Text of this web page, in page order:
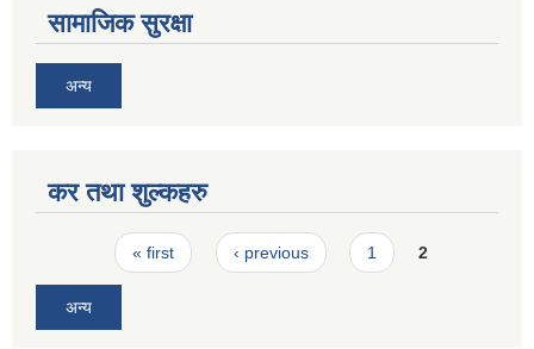
सामाजिक सुरक्षा
अन्य
कर तथा शुल्कहरु
Pages« first ‹ previous 1 2
अन्य